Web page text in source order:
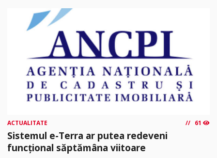
ACTUALITATE 61
Sistemul e-Terra ar putea redeveni
funcțional săptămâna viitoare